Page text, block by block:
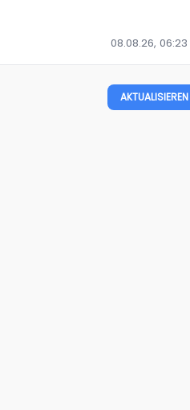
08.08.26, 06:23
AKTUALISIEREN